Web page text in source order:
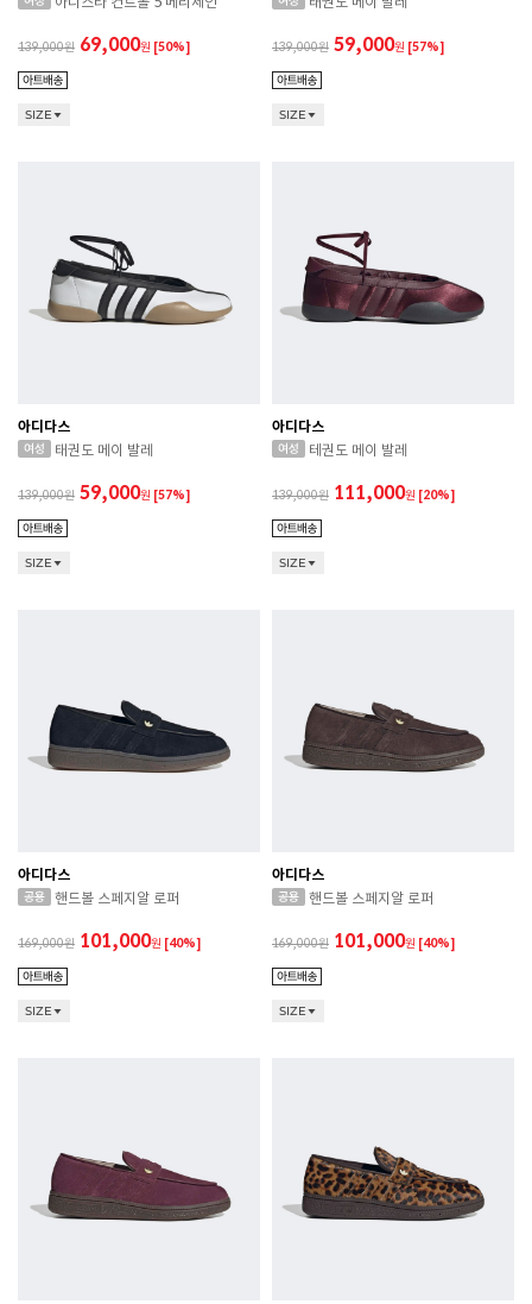
139,000 69,000원 [50%]
SIZE
139,000 59,000원 [57%]
SIZE
아디다스
태권도 메이 발레
139,000 59,000원 [57%]
SIZE
아디다스
테권도 메이 발레
139,000 111,000원 [20%]
SIZE
아디다스
핸드볼 스페지알 로퍼
169,000 101,000원 [40%]
SIZE
아디다스
핸드볼 스페지알 로퍼
169,000 101,000원 [40%]
SIZE